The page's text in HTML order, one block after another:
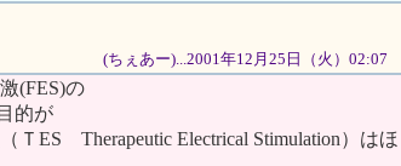
(ちぇあー)...2001年12月25日（火）02:07
(FES)の
的が
ES Therapeutic Electrical Stimulation）はほ